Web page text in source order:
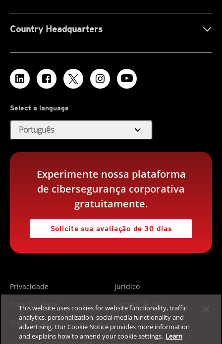
Country Headquarters
Select a language
Português expand_more
Experimente nossa plataforma
de cibersegurança corporativa
gratuitamente.
Solicite sua avaliação de 30 dias
Privacidade
Jurídico
Acessibilidade
Termos de Uso
Mapa do site
This website uses cookies for website functionality, traffic
analytics, personalization, social media functionality and
advertising. Our Cookie Notice provides more information
and explains how to amend your cookie settings. Learn